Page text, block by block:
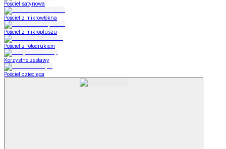
Pościel satynowa
Pościel z mikrowłókna
Pościel z mikropluszu
Pościel z fotodrukiem
Korzystne zestawy
Pościel dziecięca